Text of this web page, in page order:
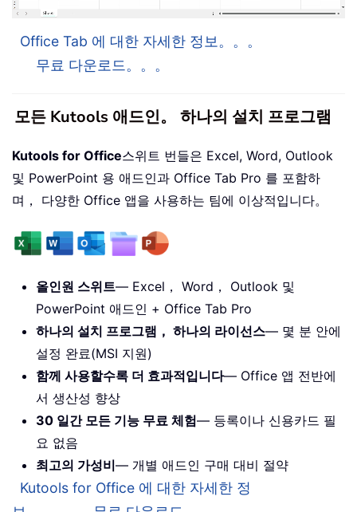
Office Tab 에 대한 자세한 정보。。。
무료 다운로드。。。
모든 Kutools 애드인。 하나의 설치 프로그램
Kutools for Office스위트 번들은 Excel, Word, Outlook
및 PowerPoint 용 애드인과 Office Tab Pro 를 포함하
며， 다양한 Office 앱을 사용하는 팀에 이상적입니다。
올인원 스위트— Excel， Word， Outlook 및
PowerPoint 애드인 + Office Tab Pro
하나의 설치 프로그램， 하나의 라이선스— 몇 분 안에
설정 완료(MSI 지원)
함께 사용할수록 더 효과적입니다— Office 앱 전반에
서 생산성 향상
30 일간 모든 기능 무료 체험— 등록이나 신용카드 필
요 없음
최고의 가성비— 개별 애드인 구매 대비 절약
Kutools for Office 에 대한 자세한 정